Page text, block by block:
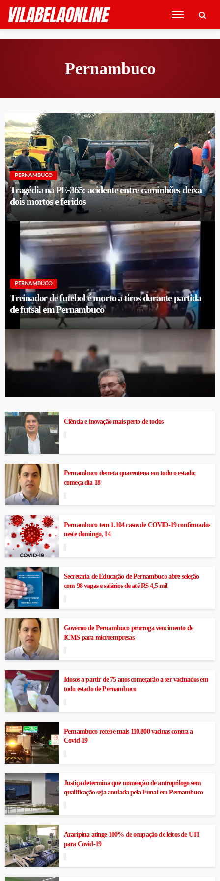
Pernambuco
PERNAMBUCO
Tragédia na PE-365: acidente entre caminhões deixa
dois mortos e feridos
PERNAMBUCO
Treinador de futebol é morto a tiros durante partida
de futsal em Pernambuco
Ciência e inovação mais perto de todos
Pernambuco decreta quarentena em todo o estado;
começa dia 18
Pernambuco tem 1.104 casos de COVID-19 confirmados
neste domingo, 14
Secretaria de Educação de Pernambuco abre seleção
com 98 vagas e salários de até R$ 4,5 mil
Governo de Pernambuco prorroga vencimento de
ICMS para microempresas
Idosos a partir de 75 anos começarão a ser vacinados em
todo estado de Pernambuco
Pernambuco recebe mais 110.800 vacinas contra a
Covid-19
Justiça determina que nomeação de antropólogo sem
qualificação seja anulada pela Funai em Pernambuco
Araripina atinge 100% de ocupação de leitos de UTI
para Covid-19